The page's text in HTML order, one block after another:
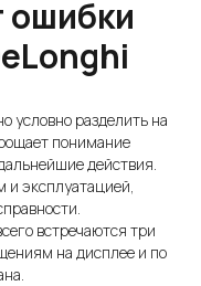
ошибки
условно разделить на
понимание
действия.
эксплуатацией,
встречаются три
на дисплее и по